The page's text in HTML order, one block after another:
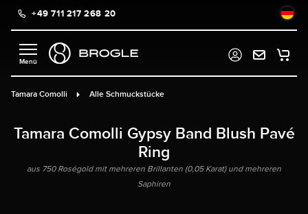
springen
+49 711 217 268 20
Tamara Comolli Alle Schmuckstücke
Tamara Comolli Gypsy Band Blush Pavé
Ring
aus 750 Roségold mit mehreren Brillanten (0,05 Karat) und mehreren
Saphiren